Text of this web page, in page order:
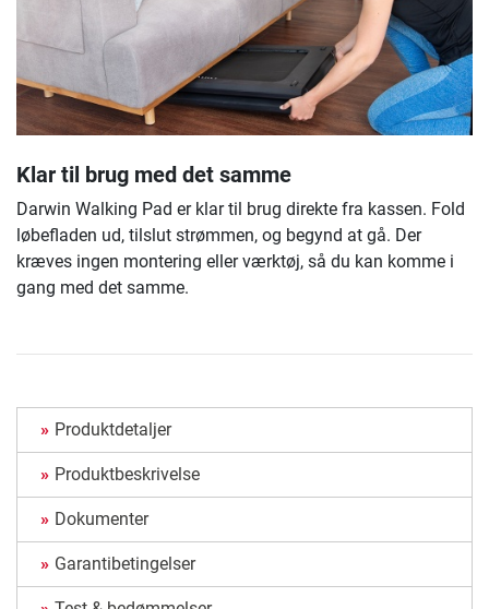
Klar til brug med det samme
Darwin Walking Pad er klar til brug direkte fra kassen. Fold
løbefladen ud, tilslut strømmen, og begynd at gå. Der
kræves ingen montering eller værktøj, så du kan komme i
gang med det samme.
Produktdetaljer
Produktbeskrivelse
Dokumenter
Garantibetingelser